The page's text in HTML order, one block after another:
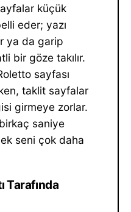
küçük
eder; yazı
ya da garip
bir göze takılır.
sayfası
taklit sayfalar
girmeye zorlar.
saniye
seni çok daha
Tarafında